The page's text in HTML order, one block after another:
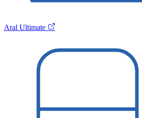
Aral Ultimate